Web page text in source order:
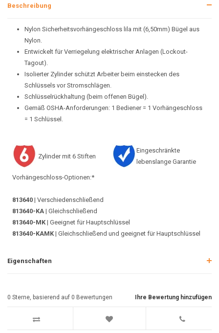
Beschreibung
Nylon Sicherheitsvorhängeschloss lila mit (6,50mm) Bügel aus
Nylon.
Entwickelt für Verriegelung elektrischer Anlagen (Lockout-
Tagout).
Isolierter Zylinder schützt Arbeiter beim einstecken des
Schlüssels vor Stromschlägen.
Schlüsselrückhaltung (beim offenen Bügel).
Gemäß OSHA-Anforderungen: 1 Bediener = 1 Vorhängeschloss
= 1 Schlüssel.
Zylinder mit 6 Stiften
Eingeschränkte
lebenslange Garantie
Vorhängeschloss-Optionen:*
813640 | Verschiedenschließend
813640-KA | Gleichschließend
813640-MK| Geeignet für Hauptschlüssel
813640-KAMK| Gleichschließend und geeignet für Hauptschlüssel
Eigenschaften
Ihre Bewertung hinzufügen
0 Sterne, basierend auf 0 Bewertungen